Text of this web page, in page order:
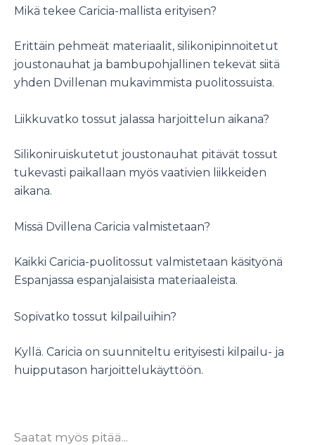
Mikä tekee Caricia-mallista erityisen?
Erittäin pehmeät materiaalit, silikonipinnoitetut
joustonauhat ja bambupohjallinen tekevät siitä
yhden Dvillenan mukavimmista puolitossuista.
Liikkuvatko tossut jalassa harjoittelun aikana?
Silikoniruiskutetut joustonauhat pitävät tossut
tukevasti paikallaan myös vaativien liikkeiden
aikana.
Missä Dvillena Caricia valmistetaan?
Kaikki Caricia-puolitossut valmistetaan käsityönä
Espanjassa espanjalaisista materiaaleista.
Sopivatko tossut kilpailuihin?
Kyllä. Caricia on suunniteltu erityisesti kilpailu- ja
huipputason harjoittelukäyttöön.
Saatat myös pitää...